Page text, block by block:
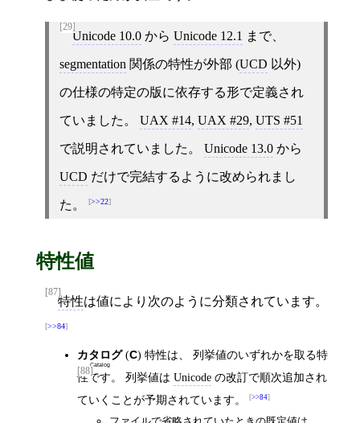
[29]
Unicode 10.0から Unicode 12.1 まで、
segmentation関係の特性が外部 (UCD 以外)
の仕様の特定の版に依存する形で定義され
ていました。 UAX #14, UAX #29, UTS #51
で説明されていました。 Unicode 13.0から
UCD だけで完結するように改められまし
た。 >>22
特性値
[87]
特性は値により次のように分類されています。
>>84
[88]
カタログ
Catalog
(C) 特性は、 列挙値のいずれかを取る特
性です。 列挙値は Unicode の改訂で順次追加され
ていくことが予期されています。
>>84